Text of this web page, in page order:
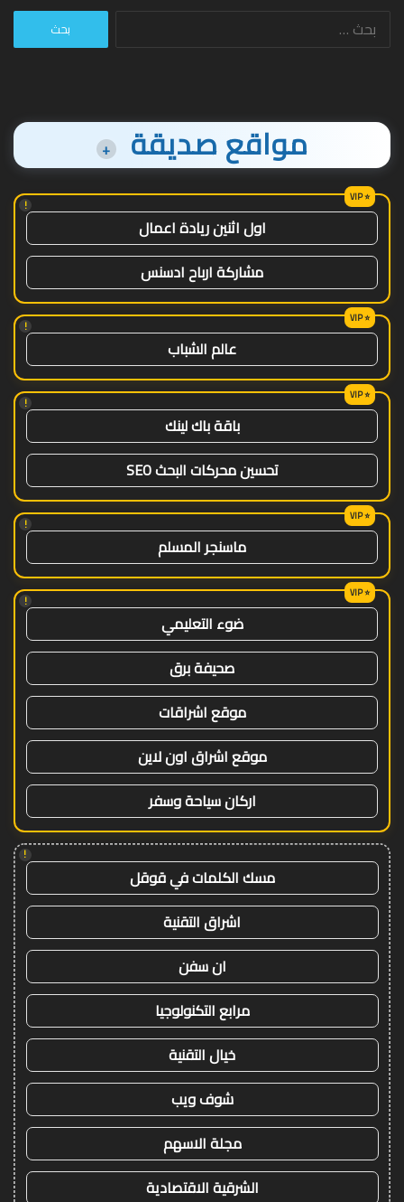
البحث
مواقع صديقة +
!
اول اثنين ريادة اعمال
مشاركة ارباح ادسنس
!
عالم الشباب
!
باقة باك لينك
تحسين محركات البحث SEO
!
ماسنجر المسلم
!
ضوء التعليمي
صحيفة برق
موقع اشراقات
موقع اشراق اون لاين
اركان سياحة وسفر
!
مسك الكلمات في قوقل
اشراق التقنية
ان سفن
مرابع التكنولوجيا
خيال التقنية
شوف ويب
مجلة الاسهم
الشرقية الاقتصادية